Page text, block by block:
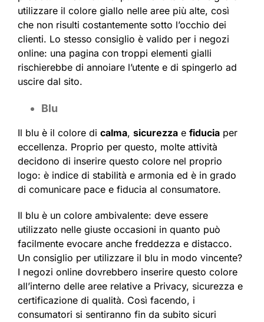
utilizzare il colore giallo nelle aree più alte, così
che non risulti costantemente sotto l’occhio dei
clienti. Lo stesso consiglio è valido per i negozi
online: una pagina con troppi elementi gialli
rischierebbe di annoiare l’utente e di spingerlo ad
uscire dal sito.
Blu
Il blu è il colore di calma, sicurezza e fiducia per
eccellenza. Proprio per questo, molte attività
decidono di inserire questo colore nel proprio
logo: è indice di stabilità e armonia ed è in grado
di comunicare pace e fiducia al consumatore.
Il blu è un colore ambivalente: deve essere
utilizzato nelle giuste occasioni in quanto può
facilmente evocare anche freddezza e distacco.
Un consiglio per utilizzare il blu in modo vincente?
I negozi online dovrebbero inserire questo colore
all’interno delle aree relative a Privacy, sicurezza e
certificazione di qualità. Così facendo, i
consumatori si sentiranno fin da subito sicuri